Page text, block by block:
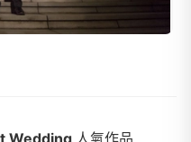
Wedding 人氣作品